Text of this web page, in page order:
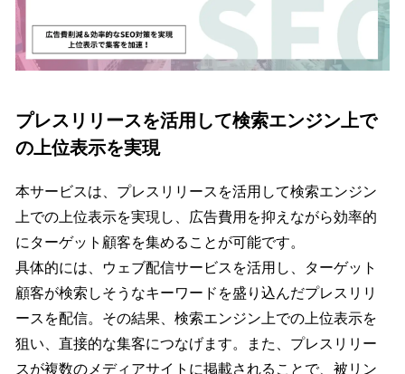
プレスリリースを活用して検索エンジン上で
の上位表示を実現
本サービスは、プレスリリースを活用して検索エンジン
上での上位表示を実現し、広告費用を抑えながら効率的
にターゲット顧客を集めることが可能です。
具体的には、ウェブ配信サービスを活用し、ターゲット
顧客が検索しそうなキーワードを盛り込んだプレスリリ
ースを配信。その結果、検索エンジン上での上位表示を
狙い、直接的な集客につなげます。また、プレスリリー
スが複数のメディアサイトに掲載されることで、被リン